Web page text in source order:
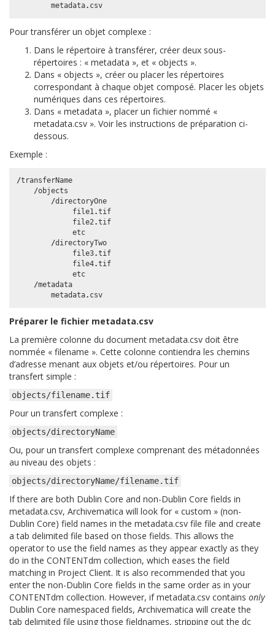
metadata. csv
Pour transférer un objet complexe :
Dans le répertoire à transférer, créer deux sous-
répertoires : « metadata », et « objects ».
Dans « objects », créer ou placer les répertoires
correspondant à chaque objet composé. Placer les objets
numériques dans ces répertoires.
Dans « metadata », placer un fichier nommé «
metadata.csv ». Voir les instructions de préparation ci-
dessous.
Exemple :
/transferName
/objects
/directoryOne
file1 .tif
file2 .tif
etc
/directoryTwo
file3.tif
file4.tif
etc
/metadata
metadata. csv
Préparer le fichier metadata.csv
La première colonne du document metadata.csv doit être
nommée « filename ». Cette colonne contiendra les chemins
d’adresse menant aux objets et/ou répertoires. Pour un
transfert simple :
objects/filename.tif
Pour un transfert complexe :
objects/directoryName
Ou, pour un transfert complexe comprenant des métadonnées
au niveau des objets :
objects/directoryName/filename.tif
If there are both Dublin Core and non-Dublin Core fields in
metadata.csv, Archivematica will look for « custom » (non-
Dublin Core) field names in the metadata.csv file file and create
a tab delimited file based on those fields. This allows the
operator to use the field names as they appear exactly as they
do in the CONTENTdm collection, which eases the field
matching in Project Client. It is also recommended that you
enter the non-Dublin Core fields in the same order as in your
CONTENTdm collection. However, if metadata.csv contains only
Dublin Core namespaced fields, Archivematica will create the
tab delimited file using those fieldnames, stripping out the dc